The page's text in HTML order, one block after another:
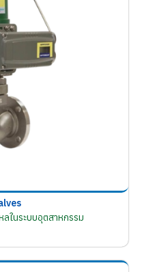
ในระบบอุตสาหกรรม